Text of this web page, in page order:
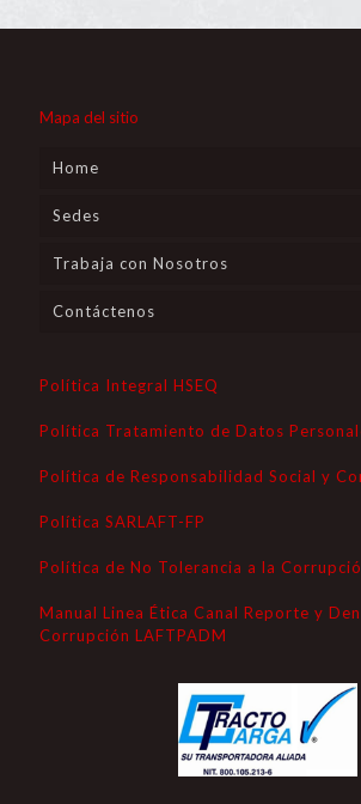
Mapa del sitio
Home
Sedes
Trabaja con Nosotros
Contáctenos
Política Integral HSEQ
Política Tratamiento de Datos
Política de Responsabilidad Social y
Política SARLAFT-FP
Política de No Tolerancia a la
Manual Linea Ética Canal Reporte y
Corrupción LAFTPADM